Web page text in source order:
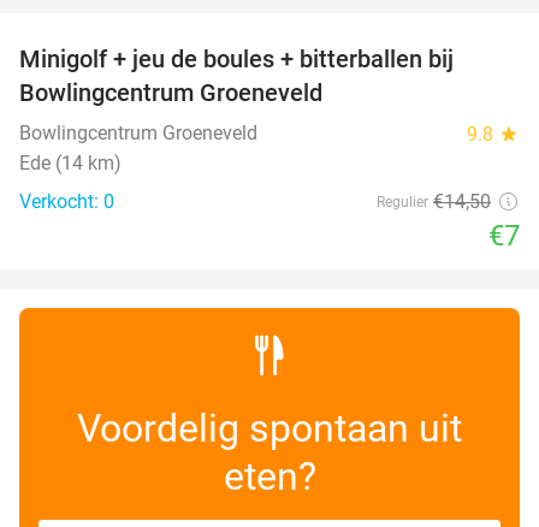
NEW
TODAY
Minigolf + jeu de boules + bitterballen bij
Bowlingcentrum Groeneveld
Bowlingcentrum Groeneveld 9.8 star
Ede (14 km)
Verkocht: 0
Regulier €14,50
€7
Voordelig spontaan uit
eten?